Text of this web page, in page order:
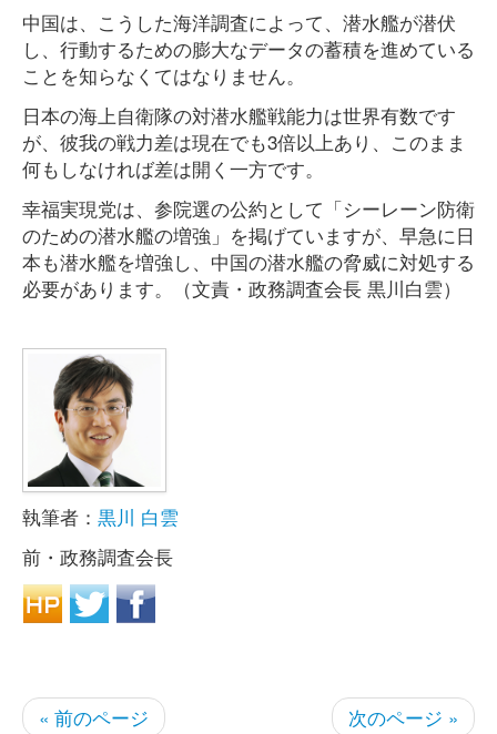
中国は、こうした海洋調査によって、潜水艦が潜伏
し、行動するための膨大なデータの蓄積を進めている
ことを知らなくてはなりません。
日本の海上自衛隊の対潜水艦戦能力は世界有数です
が、彼我の戦力差は現在でも3倍以上あり、このまま
何もしなければ差は開く一方です。
幸福実現党は、参院選の公約として「シーレーン防衛
のための潜水艦の増強」を掲げていますが、早急に日
本も潜水艦を増強し、中国の潜水艦の脅威に対処する
必要があります。（文責・政務調査会長 黒川白雲）
執筆者： 黒川 白雲
前・政務調査会長
« 前のページ 次のページ »